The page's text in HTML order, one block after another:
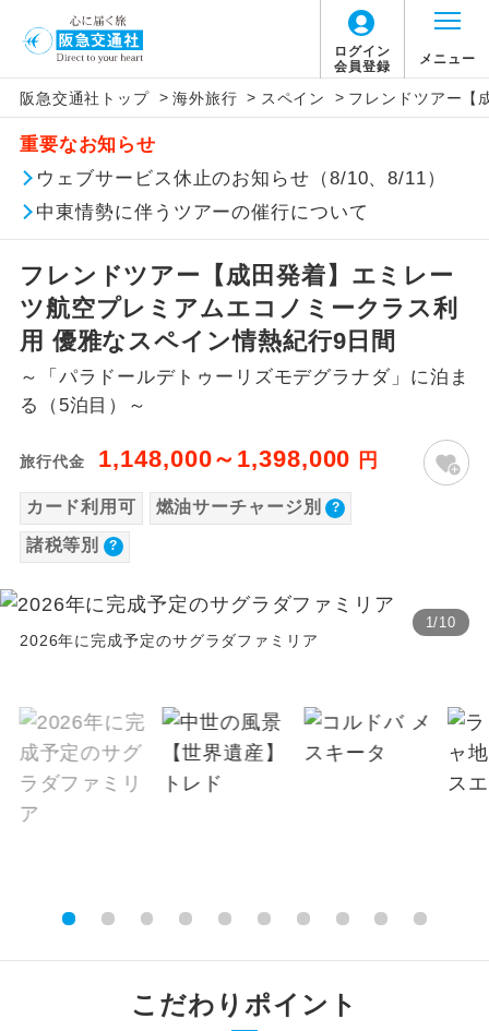
ログイン
会員登録
メニュー
阪急交通社トップ > 海外旅行 > スペイン > フレンドツアー【
重要なお知らせ
ウェブサービス休止のお知らせ（8/10、8/11）
中東情勢に伴うツアーの催行について
フレンドツアー【成田発着】エミレー
ツ航空プレミアムエコノミークラス利
用 優雅なスペイン情熱紀行9日間
～「パラドールデトゥーリズモデグラナダ」に泊ま
る（5泊目）～
旅行代金 1,148,000～1,398,000 円
カード利用可 燃油サーチャージ別
諸税等別
1/10
2026年に完成予定のサグラダファミリア
こだわりポイント
旅行代金に燃油サーチャージは含まれており
ません。別途お支払いが必要となります。
目安：98,000円（2026/05/12現在）
※上記の燃油サーチャージは変更になる場合
があります。
旅行代金に、以下の料金は含まれておりませ
ん。別途お支払が必要となります。
【日本国内空港施設使用料】
成田国際空港
大人（12歳以上）2,460円、子供（2歳以上12
歳未満）1,240円
【旅客保安サービス料】
成田国際空港
歳未満）700円
【海外空港諸税等】
旅行代金に各国空港の旅客サービス施設使用
支払いが必要となります。料金確定後、お知
らせいたします。
このツアーは以下の出発地から追加代金でご参
加いただけます。
※リクエスト受付の場合、ご手配の可否は後日回答さ
せていただきます。
追加代金にて各地発着ありとは
当ツアーは日程表に記載の出発空港だけで
なく、各地より下記追加代金にて飛行機や
鉄道などを利用しご参加いただけます。
ご同行者様が異なる発着地をご希望の場合
は、当社予約センターまで連絡ください。
アイコン 説明
添乗員同行
往路出発空港（駅）から復路到着空港
（駅）まで同行します。
現地到着後、現地係員が同行しお世話い
たします。
バスガイド乗
務
バスガイドが乗務し、車内での観光案内
があります。
新コース
世界遺産
ユネスコに登録されている文化遺産や自
然遺産を訪ねるコースです。
温泉 温泉地にも宿泊するコースです。
す。
大浴場 ご宿泊ホテルに大浴場が付いています。
全食事付き
全てのお食事が付いていますので、お食
事の心配はいりません。（機内食を除
く）
お部屋にてゆっくりとお召し上がりいた
す。
2名様催行
2名様から出発可能な個人型プランで